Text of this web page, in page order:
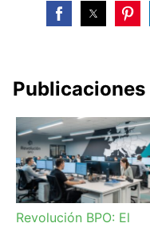
Revolución BPO: El